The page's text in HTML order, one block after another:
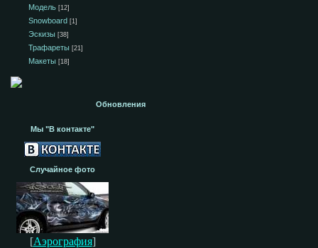
Модель [12]
Snowboard [1]
Эскизы [38]
Трафареты [21]
Макеты [18]
Обновления
Мы "В контакте"
Случайное фото
[Аэрография]